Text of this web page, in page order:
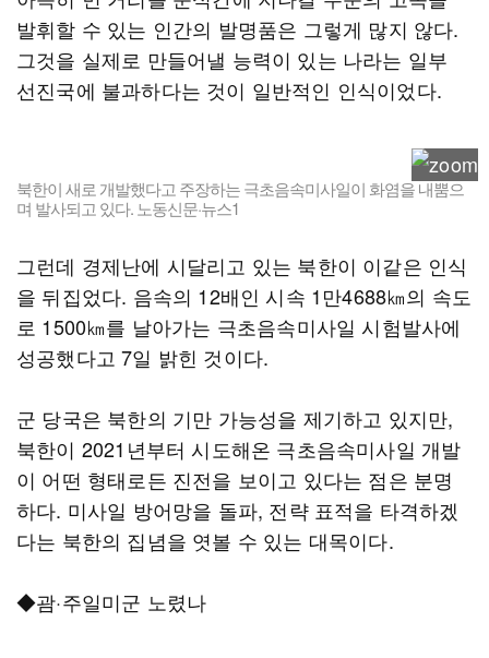
발휘할 수 있는 인간의 발명품은 그렇게 많지 않다.
그것을 실제로 만들어낼 능력이 있는 나라는 일부
선진국에 불과하다는 것이 일반적인 인식이었다.
북한이 새로 개발했다고 주장하는 극초음속미사일이 화염을 내뿜으
며 발사되고 있다. 노동신문·뉴스1
그런데 경제난에 시달리고 있는 북한이 이같은 인식
을 뒤집었다. 음속의 12배인 시속 1만4688㎞의 속도
로 1500㎞를 날아가는 극초음속미사일 시험발사에
성공했다고 7일 밝힌 것이다.
군 당국은 북한의 기만 가능성을 제기하고 있지만,
북한이 2021년부터 시도해온 극초음속미사일 개발
이 어떤 형태로든 진전을 보이고 있다는 점은 분명
하다. 미사일 방어망을 돌파, 전략 표적을 타격하겠
다는 북한의 집념을 엿볼 수 있는 대목이다.
◆괌·주일미군 노렸나